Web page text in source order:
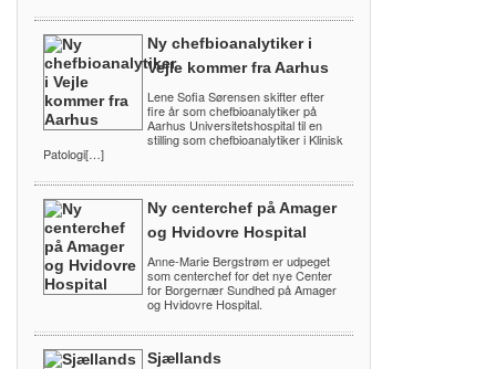
Ny chefbioanalytiker i
Vejle kommer fra Aarhus
Lene Sofia Sørensen skifter efter
fire år som chefbioanalytiker på
Aarhus Universitetshospital til en
stilling som chefbioanalytiker i Klinisk
Patologi[…]
Ny centerchef på Amager
og Hvidovre Hospital
Anne-Marie Bergstrøm er udpeget
som centerchef for det nye Center
for Borgernær Sundhed på Amager
og Hvidovre Hospital.
Sjællands